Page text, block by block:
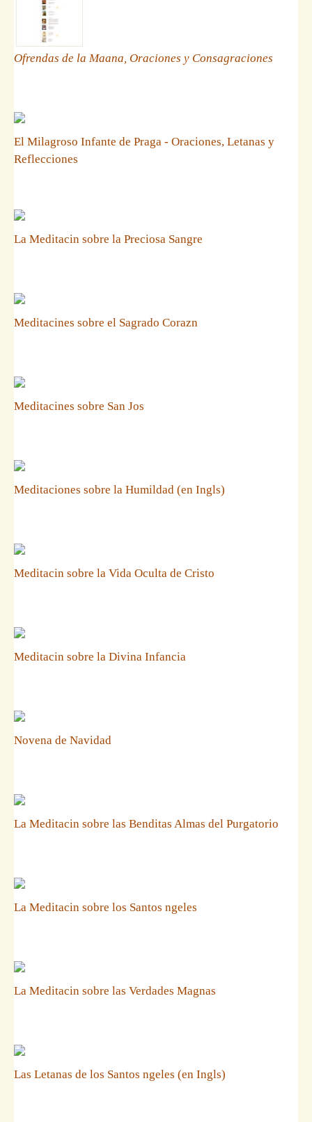
Ofrendas de la Maana, Oraciones y Consagraciones
El Milagroso Infante de Praga - Oraciones, Letanas y
Reflecciones
La Meditacin sobre la Preciosa Sangre
Meditacines sobre el Sagrado Corazn
Meditacines sobre San Jos
Meditaciones sobre la Humildad (en Ingls)
Meditacin sobre la Vida Oculta de Cristo
Meditacin sobre la Divina Infancia
Novena de Navidad
La Meditacin sobre las Benditas Almas del Purgatorio
La Meditacin sobre los Santos ngeles
La Meditacin sobre las Verdades Magnas
Las Letanas de los Santos ngeles (en Ingls)